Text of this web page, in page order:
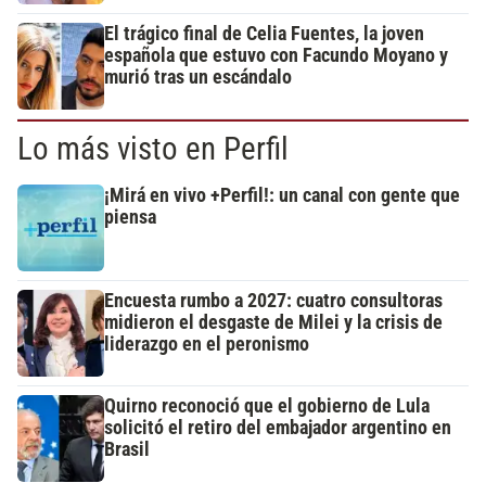
El trágico final de Celia Fuentes, la joven
española que estuvo con Facundo Moyano y
murió tras un escándalo
Lo más visto en Perfil
¡Mirá en vivo +Perfil!: un canal con gente que
piensa
Encuesta rumbo a 2027: cuatro consultoras
midieron el desgaste de Milei y la crisis de
liderazgo en el peronismo
Quirno reconoció que el gobierno de Lula
solicitó el retiro del embajador argentino en
Brasil